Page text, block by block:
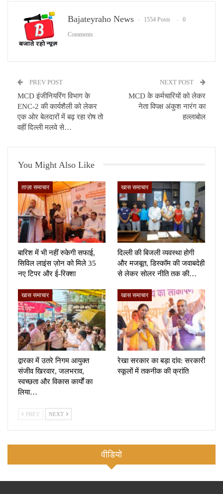
Bajateyraho News 1554 Posts 0
Comments
PREV POST
MCD इंजीनियरिंग विभाग के
ENC-2 की कार्यशैली को लेकर
एक ओर बेलदारों में बढ़ रहा रोष तो
वहीं दिल्ली मलवे से…
NEXT POST
MCD के कर्मचारियों को लेकर
नेता विपक्ष अंकुश नारंग का
हल्लाबोल
You Might Also Like
ताज़ा समाचार
बारिश में भी नहीं रुकेगी सफाई,
सिविल लाइंस ज़ोन को मिले 35
नए टिपर और ई-रिक्शा
खास समाचार
दिल्ली की बिजली व्यवस्था होगी
और मजबूत, डिस्कॉम की जवाबदेही
से लेकर सोलर नीति तक की…
खास समाचार
द्वारका में उतरे निगम आयुक्त
संजीव खिरवार, जलभराव,
स्वच्छता और विकास कार्यों का
लिया…
खास समाचार
रेखा सरकार का बड़ा दांव: सरकारी
स्कूलों में तकनीक की क्रांति
PREV NEXT
वीडियो